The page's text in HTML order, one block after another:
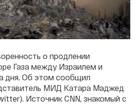
о продлении
Газа между Израилем и
дня. Об этом сообщил
МИД Катара Маджед
Источник CNN, знакомый с